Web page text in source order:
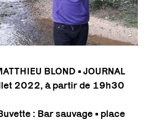
BLOND • JOURNAL
2022, à partir de 19h30
: Bar sauvage • place